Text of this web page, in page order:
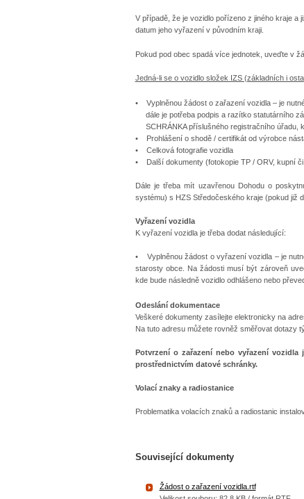
V případě, že je vozidlo pořízeno z jiného kraje a
datum jeho vyřazení v původním kraji.
Pokud pod obec spadá více jednotek, uveďte v
Jedná-li se o vozidlo složek IZS (základních i
• Vyplněnou žádost o zařazení vozidla – je
dále je potřeba podpis a razítko statutárního
SCHRÁNKA příslušného registračního úřadu,
• Prohlášení o shodě / certifikát od výrobce
• Celková fotografie vozidla
• Další dokumenty (fotokopie TP / ORV, kupní
Dále je třeba mít uzavřenou Dohodu o
systému) s HZS Středočeského kraje (pokud již
Vyřazení vozidla
K vyřazení vozidla je třeba dodat následující:
• Vyplněnou žádost o vyřazení vozidla – je
starosty obce. Na žádosti musí být zároveň
kde bude následně vozidlo odhlášeno nebo
Odeslání dokumentace
Veškeré dokumenty zasílejte elektronicky na
Na tuto adresu můžete rovněž směřovat dotazy
Potvrzení o zařazení nebo vyřazení
prostřednictvím datové schránky.
Volací znaky a radiostanice
Problematika volacích znaků a radiostanic
Související dokumenty
Žádost o zařazení vozidla.rtf